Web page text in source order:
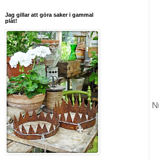
Jag gillar att göra saker i gammal
plåt!